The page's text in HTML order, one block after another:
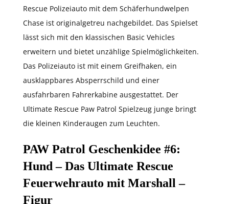
Rescue Polizeiauto mit dem Schäferhundwelpen
Chase ist originalgetreu nachgebildet. Das Spielset
lässt sich mit den klassischen Basic Vehicles
erweitern und bietet unzählige Spielmöglichkeiten.
Das Polizeiauto ist mit einem Greifhaken, ein
ausklappbares Absperrschild und einer
ausfahrbaren Fahrerkabine ausgestattet. Der
Ultimate Rescue Paw Patrol Spielzeug junge bringt
die kleinen Kinderaugen zum Leuchten.
PAW Patrol Geschenkidee #6:
Hund – Das Ultimate Rescue
Feuerwehrauto mit Marshall –
Figur